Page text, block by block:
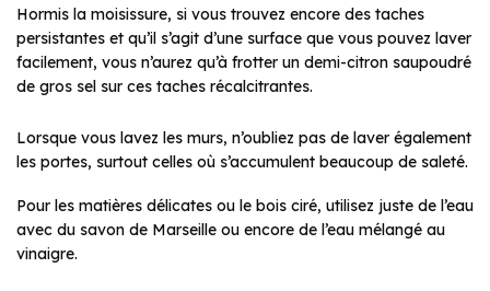
Hormis la moisissure, si vous trouvez encore des taches
persistantes et qu’il s’agit d’une surface que vous pouvez laver
facilement, vous n’aurez qu’à frotter un demi-citron saupoudré
de gros sel sur ces taches récalcitrantes.
Lorsque vous lavez les murs, n’oubliez pas de laver également
les portes, surtout celles où s’accumulent beaucoup de saleté.
Pour les matières délicates ou le bois ciré, utilisez juste de l’eau
avec du savon de Marseille ou encore de l’eau mélangé au
vinaigre.